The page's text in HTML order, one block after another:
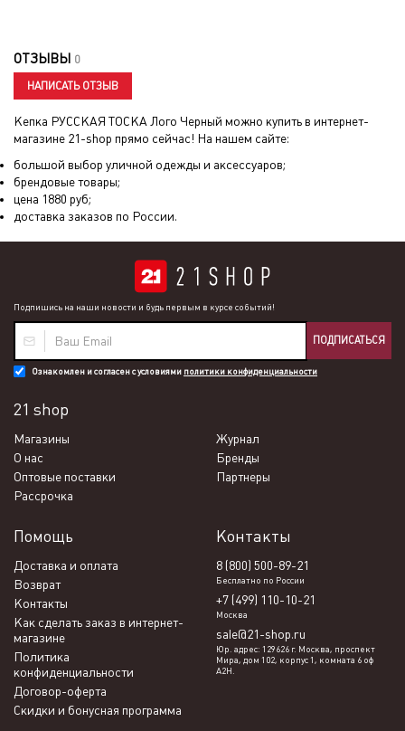
ОТЗЫВЫ 0
НАПИСАТЬ ОТЗЫВ
Кепка РУССКАЯ ТОСКА Лого Черный можно купить в интернет-
магазине 21-shop прямо сейчас! На нашем сайте:
большой выбор уличной одежды и аксессуаров;
брендовые товары;
цена 1880 руб;
доставка заказов по России.
Подпишись на наши новости и будь первым в курсе событий!
ПОДПИСАТЬСЯ
Ознакомлен и согласен с условиями политики конфиденциальности
21 shop
Магазины
Журнал
О нас
Бренды
Оптовые поставки
Партнеры
Рассрочка
Помощь
Доставка и оплата
Возврат
Контакты
Как сделать заказ в интернет-
магазине
Политика
конфиденциальности
Договор-оферта
Скидки и бонусная программа
Контакты
8 (800) 500-89-21
Бесплатно по России
+7 (499) 110-10-21
Москва
sale@21-shop.ru
Юр. адрес: 129626 г. Москва, проспект
Мира, дом 102, корпус 1, комната 6 оф
А2Н.